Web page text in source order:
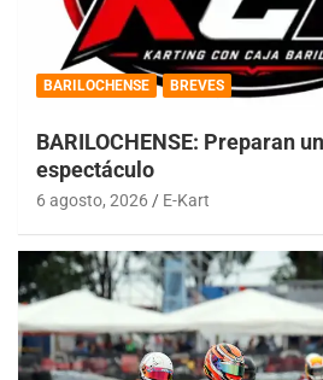
BARILOCHENSE BREVES
BARILOCHENSE: Preparan
espectáculo
6 agosto, 2026 E-Kart